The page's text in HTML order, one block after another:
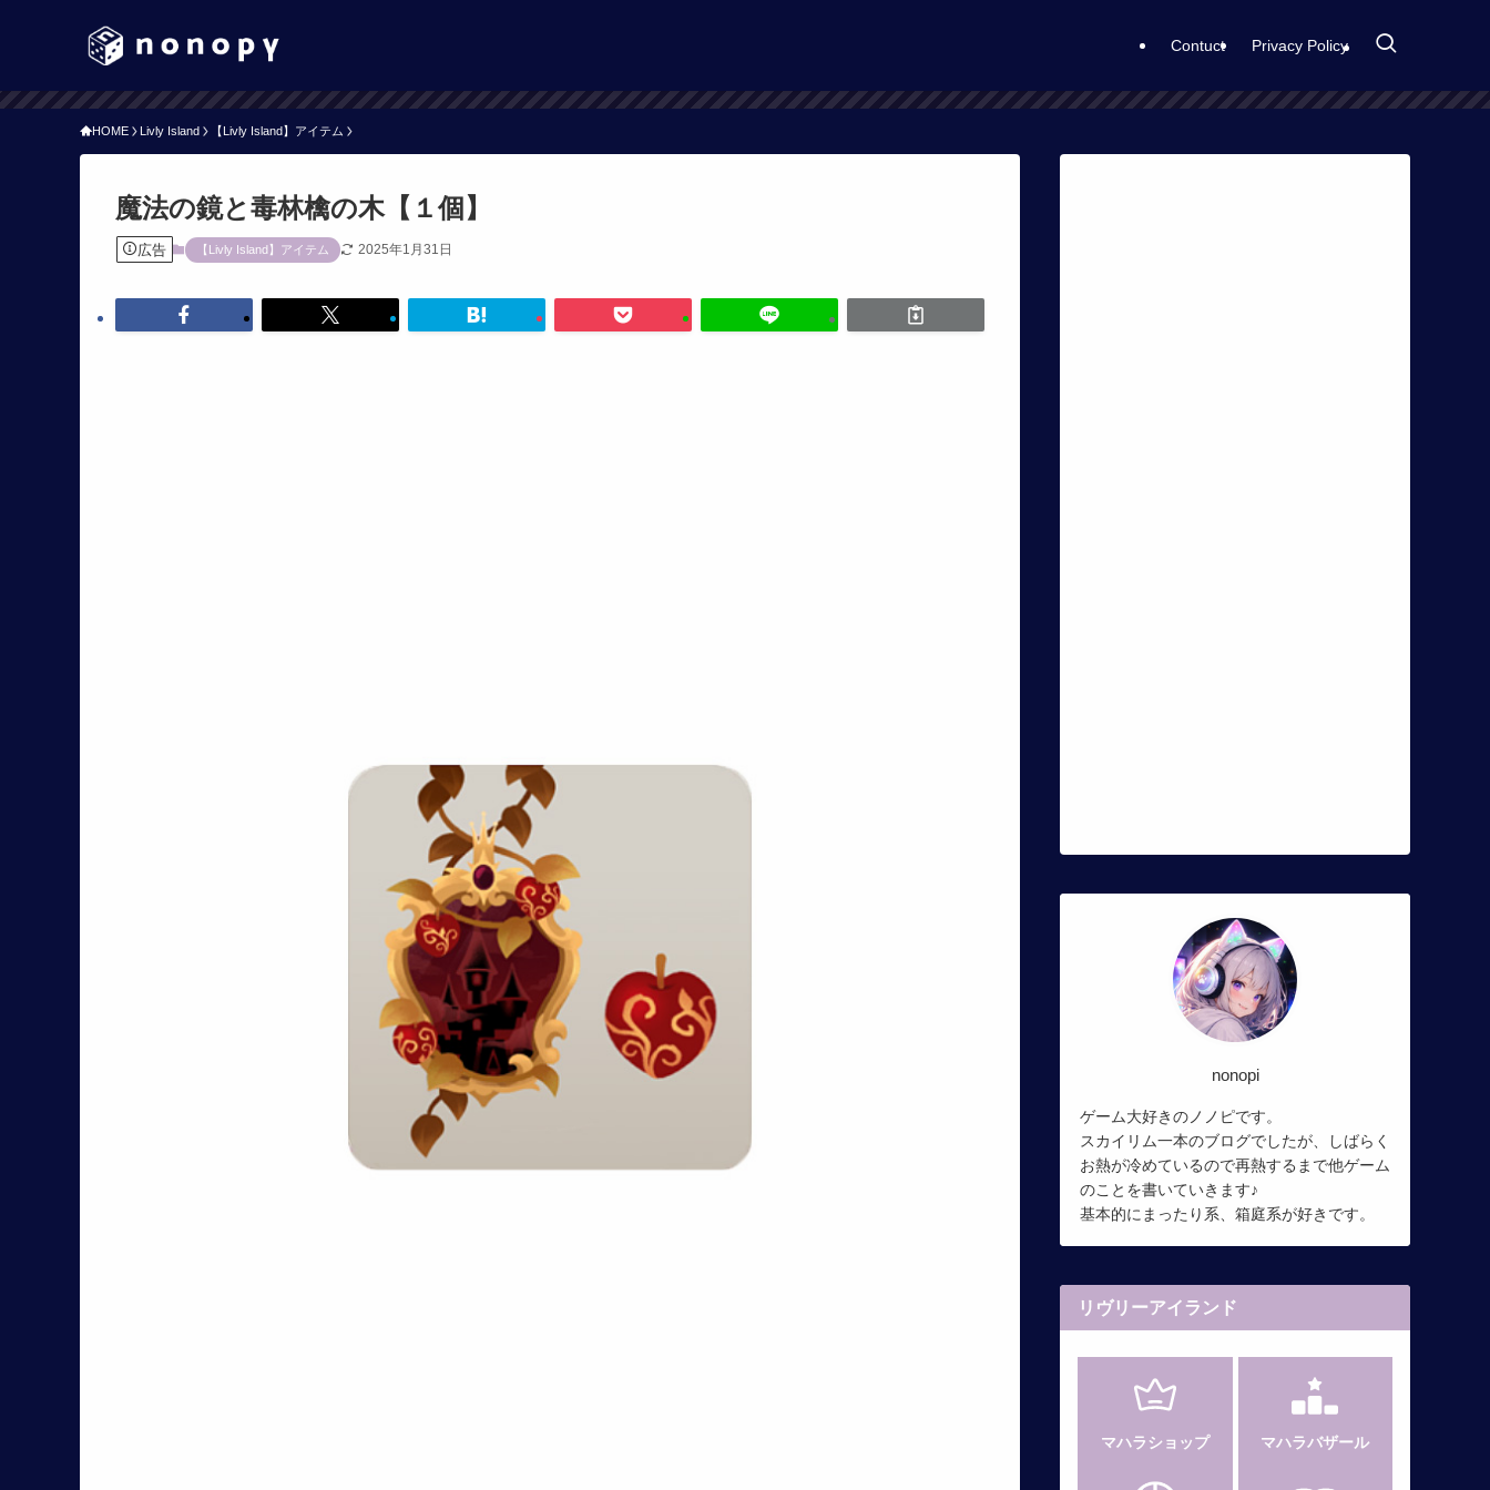
Contuct Privacy Policy
HOME Livly Island 【Livly Island】アイテム
魔法の鏡と毒林檎の木【１個】
広告 【Livly Island】アイテム 2025年1月31日
nonopi
ゲーム大好きのノノピです。
スカイリム一本のブログでしたが、しばらく
お熱が冷めているので再熱するまで他ゲーム
のことを書いていきます♪
基本的にまったり系、箱庭系が好きです。
リヴリーアイランド
マハラショップ マハラバザール